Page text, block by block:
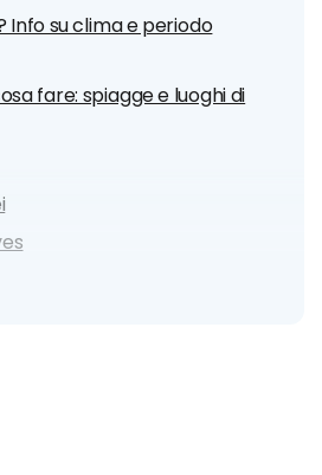
Info su clima e periodo
fare: spiagge e luoghi di
Monica